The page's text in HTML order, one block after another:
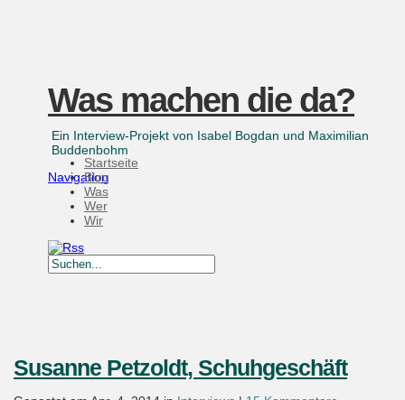
Was machen die da?
Ein Interview-Projekt von Isabel Bogdan und Maximilian
Buddenbohm
Navigation
Startseite
Blog
Was
Wer
Wir
Susanne Petzoldt, Schuhgeschäft